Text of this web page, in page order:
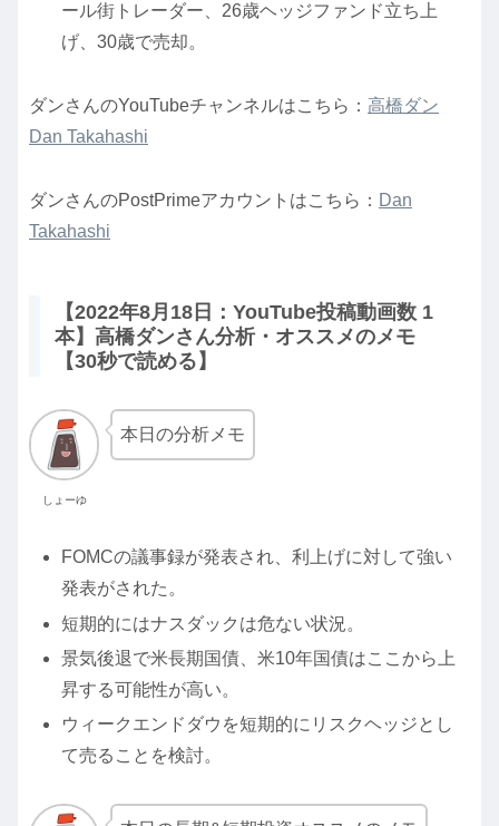
ール街トレーダー、26歳ヘッジファンド立ち上
げ、30歳で売却。
ダンさんのYouTubeチャンネルはこちら： 高橋ダン
Dan Takahashi
ダンさんのPostPrimeアカウントはこちら： Dan
Takahashi
【2022年8月18日：YouTube投稿動画数 1
本】高橋ダンさん分析・オススメのメモ
【30秒で読める】
しょーゆ
本日の分析メモ
FOMCの議事録が発表され、利上げに対して強い
発表がされた。
短期的にはナスダックは危ない状況。
景気後退で米長期国債、米10年国債はここから上
昇する可能性が高い。
ウィークエンドダウを短期的にリスクヘッジとし
て売ることを検討。